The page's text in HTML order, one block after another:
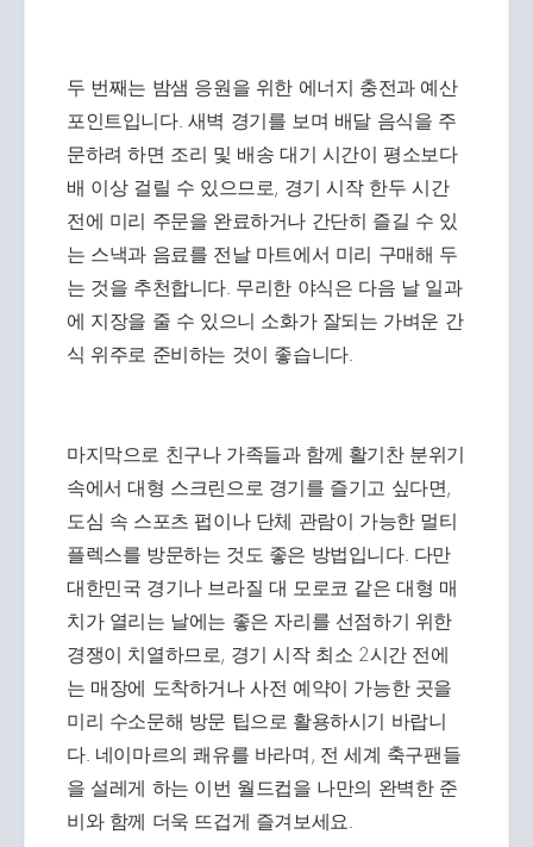
두 번째는 밤샘 응원을 위한 에너지 충전과 예산
포인트입니다. 새벽 경기를 보며 배달 음식을 주
문하려 하면 조리 및 배송 대기 시간이 평소보다
배 이상 걸릴 수 있으므로, 경기 시작 한두 시간
전에 미리 주문을 완료하거나 간단히 즐길 수 있
는 스낵과 음료를 전날 마트에서 미리 구매해 두
는 것을 추천합니다. 무리한 야식은 다음 날 일과
에 지장을 줄 수 있으니 소화가 잘되는 가벼운 간
식 위주로 준비하는 것이 좋습니다.
마지막으로 친구나 가족들과 함께 활기찬 분위기
속에서 대형 스크린으로 경기를 즐기고 싶다면,
도심 속 스포츠 펍이나 단체 관람이 가능한 멀티
플렉스를 방문하는 것도 좋은 방법입니다. 다만
대한민국 경기나 브라질 대 모로코 같은 대형 매
치가 열리는 날에는 좋은 자리를 선점하기 위한
경쟁이 치열하므로, 경기 시작 최소 2시간 전에
는 매장에 도착하거나 사전 예약이 가능한 곳을
미리 수소문해 방문 팁으로 활용하시기 바랍니
다. 네이마르의 쾌유를 바라며, 전 세계 축구팬들
을 설레게 하는 이번 월드컵을 나만의 완벽한 준
비와 함께 더욱 뜨겁게 즐겨보세요.